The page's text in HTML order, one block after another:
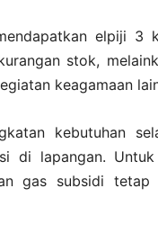
elpiji
stok,
keagamaan
kebutuhan
di lapangan.
gas subsidi